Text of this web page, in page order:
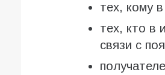
тех, кому
тех, кто в
связи с